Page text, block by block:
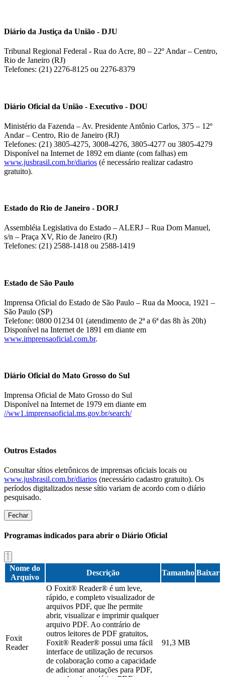
Diário da Justiça da União - DJU
Tribunal Regional Federal - Rua do Acre, 80 – 22º Andar – Centro,
Rio de Janeiro (RJ)
Telefones: (21) 2276-8125 ou 2276-8379
Diário Oficial da União - Executivo - DOU
Ministério da Fazenda – Av. Presidente Antônio Carlos, 375 – 12º
Andar – Centro, Rio de Janeiro (RJ)
Telefones: (21) 3805-4275, 3008-4276, 3805-4277 ou 3805-4279
Disponível na Internet de 1892 em diante (com falhas) em
www.jusbrasil.com.br/diarios (é necessário realizar cadastro
gratuito).
Estado do Rio de Janeiro - DORJ
Assembléia Legislativa do Estado – ALERJ – Rua Dom Manuel,
s/n – Praça XV, Rio de Janeiro (RJ)
Telefones: (21) 2588-1418 ou 2588-1419
Estado de São Paulo
Imprensa Oficial do Estado de São Paulo – Rua da Mooca, 1921 –
São Paulo (SP)
Telefone: 0800 01234 01 (atendimento de 2ª a 6ª das 8h às 20h)
Disponível na Internet de 1891 em diante em
www.imprensaoficial.com.br.
Diário Oficial do Mato Grosso do Sul
Imprensa Oficial de Mato Grosso do Sul
Disponível na Internet de 1979 em diante em
//ww1.imprensaoficial.ms.gov.br/search/
Outros Estados
Consultar sítios eletrônicos de imprensas oficiais locais ou
www.jusbrasil.com.br/diarios (necessário cadastro gratuito). Os
períodos digitalizados nesse sítio variam de acordo com o diário
pesquisado.
Fechar
Programas indicados para abrir o Diário Oficial
Nome do
Arquivo
Descrição Tamanho Baixar
Foxit
Reader
O Foxit® Reader® é um leve,
rápido, e completo visualizador de
arquivos PDF, que lhe permite
abrir, visualizar e imprimir qualquer
arquivo PDF. Ao contrário de
outros leitores de PDF gratuitos,
Foxit® Reader® possui uma fácil
interface de utilização de recursos
de colaboração como a capacidade
de adicionar anotações para PDF,
91,3 MB